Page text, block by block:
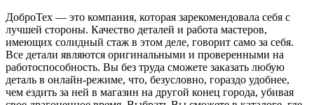
ДоброТех — это компания, которая зарекомендовала себя с
лучшей стороны. Качество деталей и работа мастеров,
имеющих солидный стаж в этом деле, говорит само за себя.
Все детали являются оригинальными и проверенными на
работоспособность. Вы без труда сможете заказать любую
деталь в онлайн-режиме, что, безусловно, гораздо удобнее,
чем ездить за ней в магазин на другой конец города, убивая